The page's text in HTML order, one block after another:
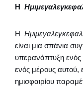
Η
Η
είναι μια σπάνια
υπερανάπτυξη ενός
ενός μέρους αυτού,
ημισφαιρίου